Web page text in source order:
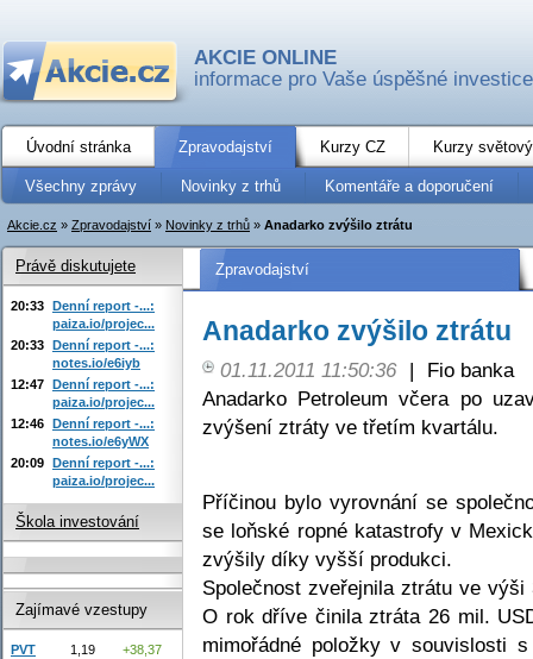
AKCIE ONLINE
informace pro Vaše úspěšné investice
Úvodní stránka Zpravodajství Kurzy CZ Kurzy
Všechny zprávy Novinky z trhů Komentáře a doporučení
Akcie.cz » Zpravodajství » Novinky z trhů » Anadarko zvýšilo ztrátu
Zpravodajství
Anadarko zvýšilo ztrátu
01.11.2011 11:50:36 |
Fio banka
Anadarko Petroleum včera po
zvýšení ztráty ve třetím kvartálu.
Příčinou bylo vyrovnání se
se loňské ropné katastrofy v
zvýšily díky vyšší produkci.
Společnost zveřejnila ztrátu ve
O rok dříve činila ztráta 26 mil.
mimořádné položky v souvislosti
Právě diskutujete
20:33 Denní report -...:
paiza.io/projec...
20:33 Denní report -...:
notes.io/e6iyb
12:47 Denní report -...:
paiza.io/projec...
12:46 Denní report -...:
notes.io/e6yWX
20:09 Denní report -...:
paiza.io/projec...
Škola investování
Zajímavé vzestupy
PVT 1,19
+38,37